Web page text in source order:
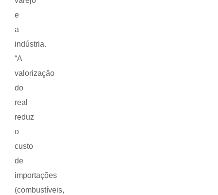
e
a
indústria.
“A
valorização
do
real
reduz
o
custo
de
importações
(combustíveis,